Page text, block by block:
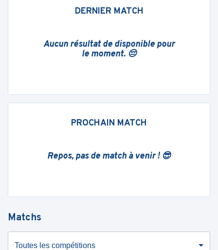
DERNIER MATCH
Aucun résultat de disponible pour
le moment. 😔
PROCHAIN MATCH
Repos, pas de match à venir ! 😎
Matchs
Toutes les compétitions